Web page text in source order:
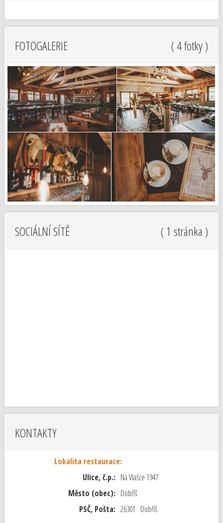
FOTOGALERIE ( 4 fotky )
SOCIÁLNÍ SÍTĚ ( 1 stránka )
KONTAKTY
Lokalita restaurace:
Ulice, č.p.: Na Vlašce 1947
Město (obec): Dobříš
PSČ, Pošta: 26301 Dobříš